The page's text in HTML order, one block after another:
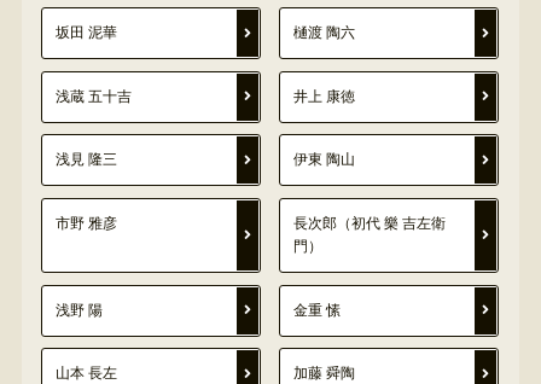
坂田 泥華 樋渡 陶六
浅蔵 五十吉 井上 康徳
浅見 隆三 伊東 陶山
市野 雅彦
長次郎（初代 樂 吉左衛
門）
浅野 陽 金重 愫
山本 長左 加藤 舜陶